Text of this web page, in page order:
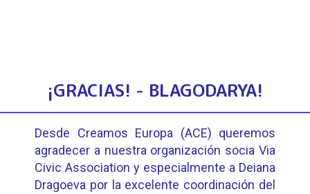
¡GRACIAS! - BLAGODARYA!
Desde Creamos Europa (ACE) queremos
agradecer a nuestra organización socia Via
Civic Association y especialmente a Deiana
Dragoeva por la excelente coordinación del